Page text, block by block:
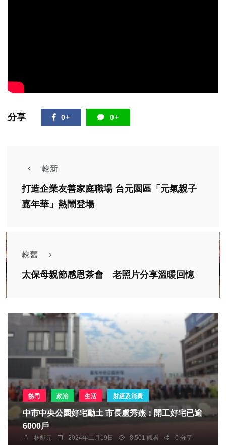
分享 0+ 0+
較新
打造企業友善家庭職場 台元園區「元氣親子
嘉年華」熱鬧登場
較舊
太保母親節感恩茶會 老照片分享溫暖回憶
熱門 政治 生活 財經及消費
中市中央公園好宅動土 市長盧秀燕：開工好宅已逾
6000戶
林獻元 2024年二月19日 8,501 觀看 0 分享